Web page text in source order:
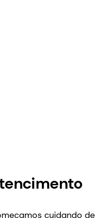
pertencimento no